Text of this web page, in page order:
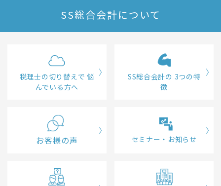
SS総合会計について
税理士の切り替えで 悩
んでいる方へ
SS総合会計の 3つの特
徴
お客様の声 セミナー・お知らせ